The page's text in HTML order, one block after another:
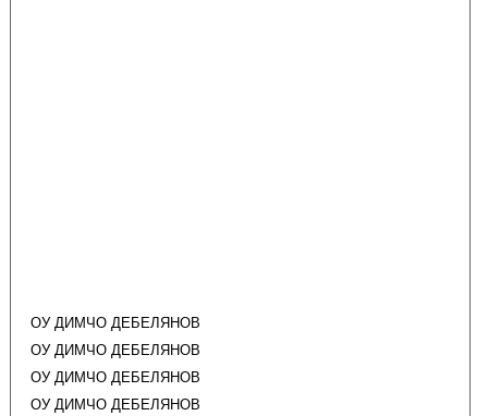
ОУ ДИМЧО ДЕБЕЛЯНОВ
ОУ ДИМЧО ДЕБЕЛЯНОВ
ОУ ДИМЧО ДЕБЕЛЯНОВ
ОУ ДИМЧО ДЕБЕЛЯНОВ